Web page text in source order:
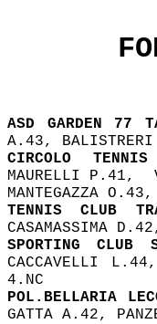
ASD GARDEN 77
A.43, BALISTRERI
CIRCOLO
MAURELLI P.41,
MANTEGAZZA
TENNIS CLUB
CASAMASSIMA
SPORTING CLUB
CACCAVELLI
4.NC
POL.BELLARIA
GATTA A.42,